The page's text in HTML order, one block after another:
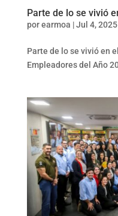
Parte de lo se vivió
porearmoa |Jul 4, 2025
Parte de lo se vivió en
Empleadores del Año